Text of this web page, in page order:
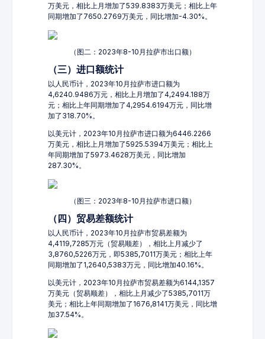
万美元，相比上月增加了539.8383万美元；相比上年
同期增加了7650.2769万美元，同比增加-4.30%。
（图二：2023年8-10月拉萨市出口额）
（三）进口额统计
以人民币计，2023年10月拉萨市进口额为
4,6240.9486万元，相比上月增加了4,2494.188万
元；相比上年同期增加了4,2954.6194万元，同比增
加了318.70%。
以美元计，2023年10月拉萨市进口额为6446.2266
万美元，相比上月增加了5925.5394万美元；相比上
年同期增加了5973.4628万美元，同比增加
287.30%。
（图三：2023年8-10月拉萨市进口额）
（四）贸易差额统计
以人民币计，2023年10月拉萨市贸易差额为
4,4119,7285万元（贸易顺差），相比上月减少了
3,8760,5226万元，即5385,7011万美元；相比上年
同期增加了1,2640,5383万元，同比增加40.16%。
以美元计，2023年10月拉萨市贸易差额为6144,1357
万美元（贸易顺差），相比上月减少了5385,7011万
美元；相比上年同期增加了1676,8141万美元，同比增
加37.54%。